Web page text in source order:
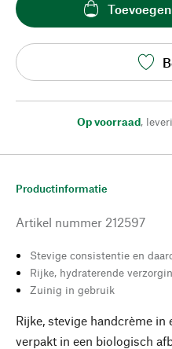
Op voorraad,
Productinformatie
Artikel nummer 212597
Stevige consistentie en
Rijke, hydraterende
Zuinig in gebruik
Rijke, stevige handcrème in
verpakt in een biologisch